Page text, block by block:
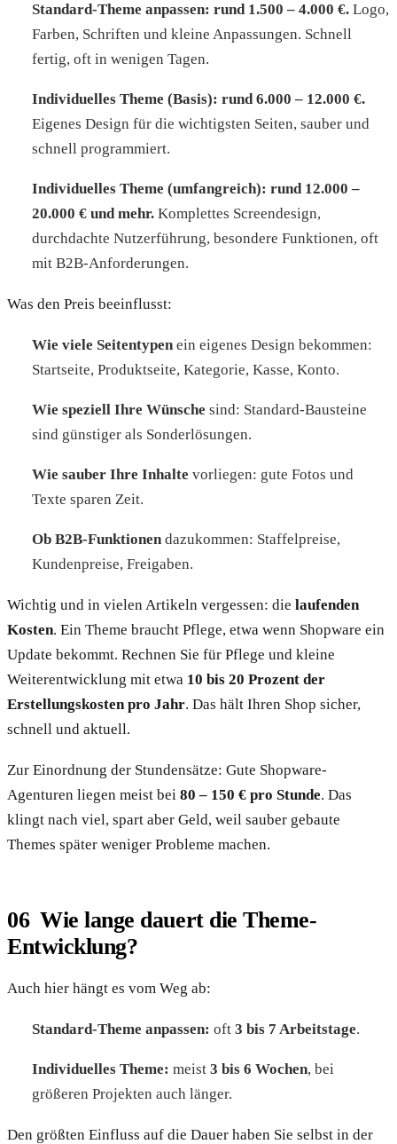
Standard-Theme anpassen: rund 1.500 – 4.000 €. Logo,
Farben, Schriften und kleine Anpassungen. Schnell
fertig, oft in wenigen Tagen.
Individuelles Theme (Basis): rund 6.000 – 12.000 €.
Eigenes Design für die wichtigsten Seiten, sauber und
schnell programmiert.
Individuelles Theme (umfangreich): rund 12.000 –
20.000 € und mehr. Komplettes Screendesign,
durchdachte Nutzerführung, besondere Funktionen, oft
mit B2B-Anforderungen.
Was den Preis beeinflusst:
Wie viele Seitentypen ein eigenes Design bekommen:
Startseite, Produktseite, Kategorie, Kasse, Konto.
Wie speziell Ihre Wünsche sind: Standard-Bausteine
sind günstiger als Sonderlösungen.
Wie sauber Ihre Inhalte vorliegen: gute Fotos und
Texte sparen Zeit.
Ob B2B-Funktionen dazukommen: Staffelpreise,
Kundenpreise, Freigaben.
Wichtig und in vielen Artikeln vergessen: die laufenden
Kosten. Ein Theme braucht Pflege, etwa wenn Shopware ein
Update bekommt. Rechnen Sie für Pflege und kleine
Weiterentwicklung mit etwa 10 bis 20 Prozent der
Erstellungskosten pro Jahr. Das hält Ihren Shop sicher,
schnell und aktuell.
Zur Einordnung der Stundensätze: Gute Shopware-
Agenturen liegen meist bei 80 – 150 € pro Stunde. Das
klingt nach viel, spart aber Geld, weil sauber gebaute
Themes später weniger Probleme machen.
Wie lange dauert die Theme-
Entwicklung?
Auch hier hängt es vom Weg ab:
Standard-Theme anpassen: oft 3 bis 7 Arbeitstage.
Individuelles Theme: meist 3 bis 6 Wochen, bei
größeren Projekten auch länger.
Den größten Einfluss auf die Dauer haben Sie selbst in der